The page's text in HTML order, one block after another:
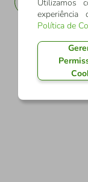
Utilizamos
Política de